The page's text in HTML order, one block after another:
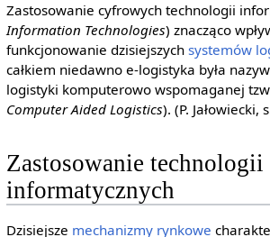
Zastosowanie cyfrowych technologii
Information Technologies) znacząco
funkcjonowanie dzisiejszych systemów
całkiem niedawno e-logistyka była
logistyki komputerowo wspomaganej
Computer Aided Logistics). (P. Jałowiecki,
Zastosowanie technologii
informatycznych
Dzisiejsze mechanizmy rynkowe